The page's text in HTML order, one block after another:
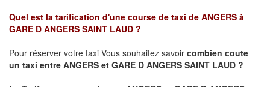
Quel est la tarification d'une course de taxi de ANGERS à
GARE D ANGERS SAINT LAUD ?
Pour réserver votre taxi Vous souhaitez savoir combien coute
un taxi entre ANGERS et GARE D ANGERS SAINT LAUD ?